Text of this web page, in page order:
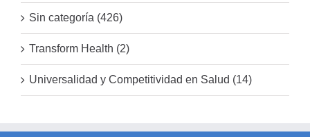
Sin categoría (426)
Transform Health (2)
Universalidad y Competitividad en Salud (14)